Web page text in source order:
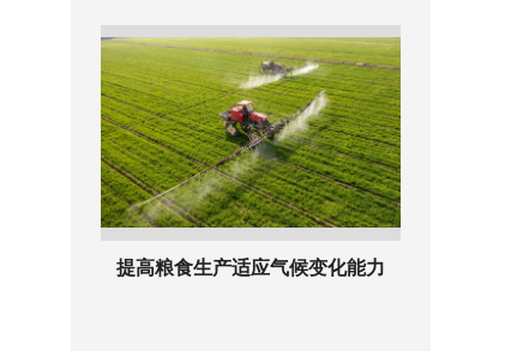
提高粮食生产适应气候变化能力